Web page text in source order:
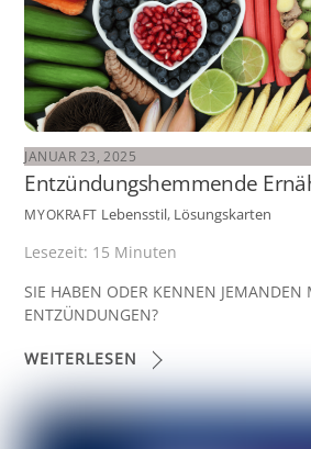
JANUAR 23, 2025
Entzündungshemmende
MYOKRAFT Lebensstil, Lösungskarten
Lesezeit: 15 Minuten
SIE HABEN ODER KENNEN JEMANDEN
ENTZÜNDUNGEN?
WEITERLESEN